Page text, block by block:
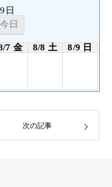
日
今日
7 金 8/8 土 8/9 日
次の記事